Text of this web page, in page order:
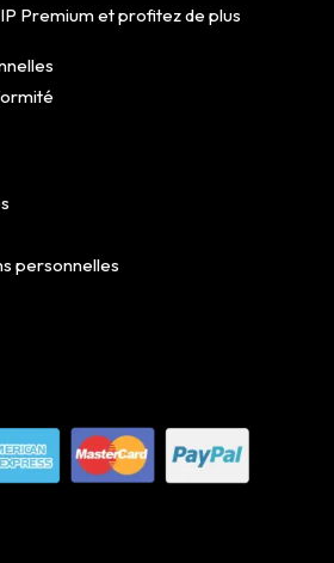
Premium et profitez de plus
personnelles